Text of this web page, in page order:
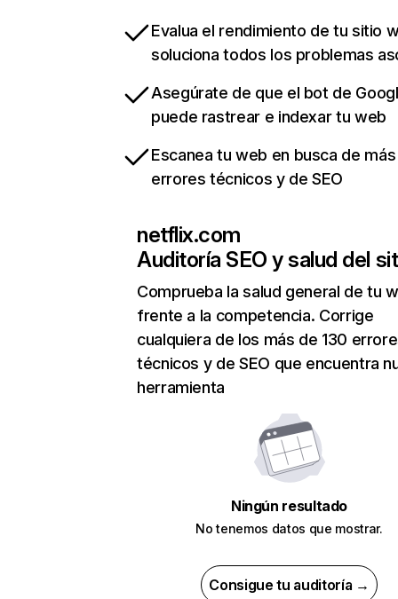
Evalua el rendimiento de tu sitio
soluciona todos los problemas
Asegúrate de que el bot de
puede rastrear e indexar tu web
Escanea tu web en busca de
errores técnicos y de SEO
netflix.com
Auditoría SEO y salud del
Comprueba la salud general de tu
frente a la competencia. Corrige
cualquiera de los más de 130
técnicos y de SEO que encuentra
herramienta
Ningún resultado
No tenemos datos que mostrar.
Consigue tu auditoría →